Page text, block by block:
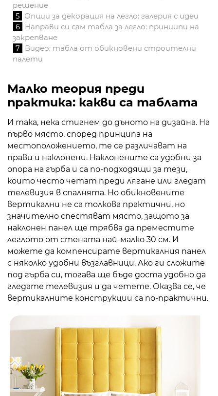
решение
5 Опции за декорация на легло: галерия с идеи
6 Направи си сам табла за легло: принципи на
закрепване
7 Видео: табла от обикновени строителни
палети
Малко теория преди
практика: какви са таблата
И така, нека стигнем до дъното на дизайна. На
първо място, според принципа на
местоположението, те се различават на
прави и наклонени. Наклонените са удобни за
опора на гърба и са по-подходящи за тези,
които често четат преди лягане или гледат
телевизия в спалнята. Но обикновените
вертикални не са толкова практични, но
значително спестяват място, защото за
наклонен панел ще трябва да преместите
леглото от стената най-малко 30 см. И
можете да компенсирате вертикалния панел
с няколко удобни възглавници. Ако ги сложите
под гърба си, тогава ще бъде доста удобно да
гледате телевизия и да четете. Оказва се, че
вертикалните конструкции са по-практични.